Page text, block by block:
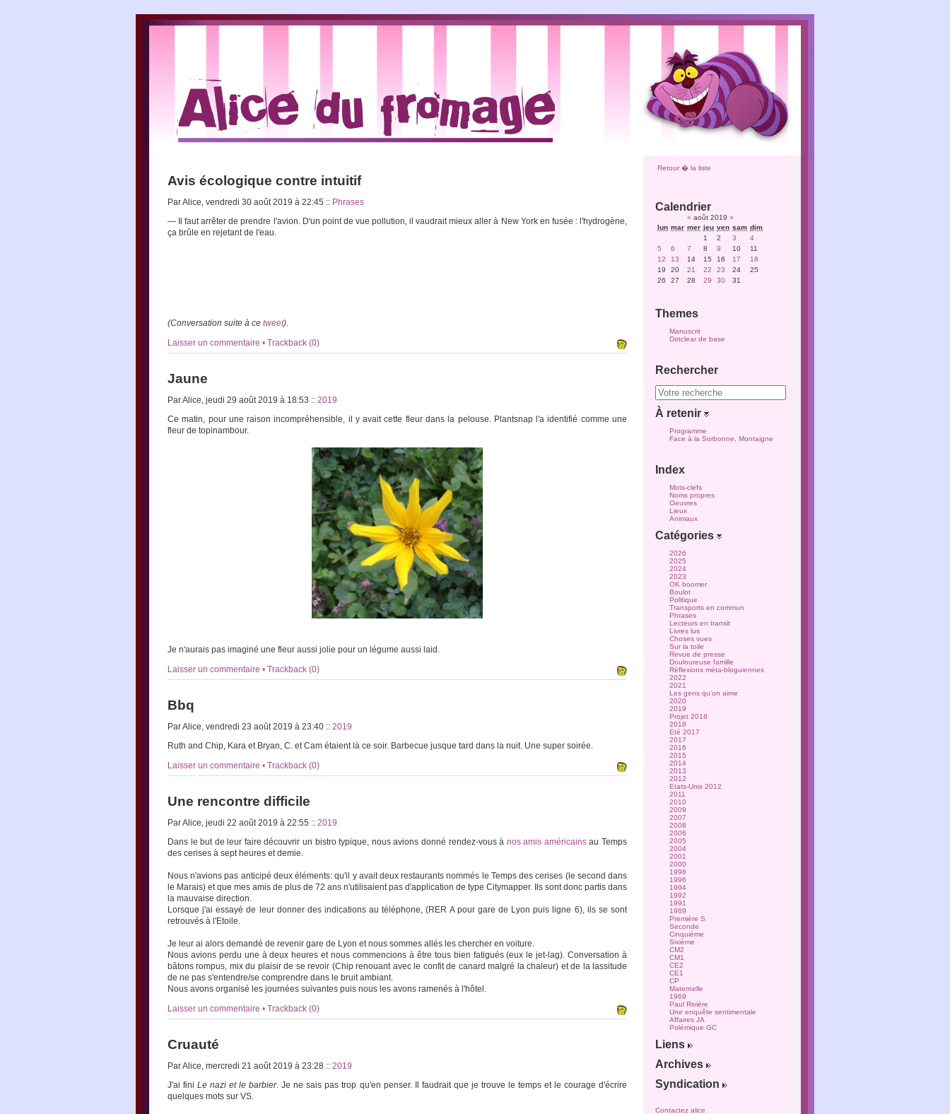
Avis écologique contre intuitif
Par Alice, vendredi 30 août 2019 à 22:45 :: Phrases
— Il faut arrêter de prendre l'avion. D'un point de vue pollution, il vaudrait mieux aller à New York en fusée : l'hydrogène,
ça brûle en rejetant de l'eau.
(Conversation suite à ce tweet).
Laisser un commentaire • Trackback (0)
Jaune
Par Alice, jeudi 29 août 2019 à 18:53 :: 2019
Ce matin, pour une raison incompréhensible, il y avait cette fleur dans la pelouse. Plantsnap l'a identifié comme une
fleur de topinambour.
Je n'aurais pas imaginé une fleur aussi jolie pour un légume aussi laid.
Laisser un commentaire • Trackback (0)
Bbq
Par Alice, vendredi 23 août 2019 à 23:40 :: 2019
Ruth and Chip, Kara et Bryan, C. et Cam étaient là ce soir. Barbecue jusque tard dans la nuit. Une super soirée.
Laisser un commentaire • Trackback (0)
Une rencontre difficile
Par Alice, jeudi 22 août 2019 à 22:55 :: 2019
Dans le but de leur faire découvrir un bistro typique, nous avions donné rendez-vous à nos amis américainsau Temps
des cerises à sept heures et demie.
Nous n'avions pas anticipé deux éléments: qu'il y avait deux restaurants nommés le Temps des cerises (le second dans
le Marais) et que mes amis de plus de 72 ans n'utilisaient pas d'application de type Citymapper. Ils sont donc partis dans
la mauvaise direction.
Lorsque j'ai essayé de leur donner des indications au téléphone, (RER A pour gare de Lyon puis ligne 6), ils se sont
retrouvés à l'Etoile.
Je leur ai alors demandé de revenir gare de Lyon et nous sommes allés les chercher en voiture.
Nous avions perdu une à deux heures et nous commencions à être tous bien fatigués (eux le jet-lag). Conversation à
bâtons rompus, mix du plaisir de se revoir (Chip renouant avec le confit de canard malgré la chaleur) et de la lassitude
de ne pas s'entendre/se comprendre dans le bruit ambiant.
Nous avons organisé les journées suivantes puis nous les avons ramenés à l'hôtel.
Laisser un commentaire • Trackback (0)
Cruauté
Par Alice, mercredi 21 août 2019 à 23:28 :: 2019
J'ai finiLe nazi et le barbier. Je ne sais pas trop qu'en penser. Il faudrait que je trouve le temps et le courage d'écrire
quelques mots sur VS.
Retour � la liste
Calendrier
« août 2019 »
lun mar mer jeu ven sam dim
1
2 3
4
5
6 7 8 9 10
11
12
13 14 15 16 17
18
19
20 21 22 23 24
25
26
27 28 29 30 31
Themes
Manuscrit
Dotclear de base
Rechercher
À retenir
Programme
Face à la Sorbonne, Montaigne
Index
Mots-clefs
Noms propres
Oeuvres
Lieux
Animaux
Catégories
2026
2025
2024
2023
OK boomer
Boulot
Politique
Transports en commun
Phrases
Lecteurs en transit
Livres lus
Choses vues
Sur la toile
Revue de presse
Douloureuse famille
Réflexions méta-bloguiennes
2022
2021
Les gens qu'on aime
2020
2019
Projet 2018
2018
Eté 2017
2017
2016
2015
2014
2013
2012
Etats-Unis 2012
2011
2010
2009
2007
2008
2006
2005
2004
2001
2000
1998
1996
1994
1992
1991
1989
Première S
Seconde
Cinquième
Sixième
CM2
CM1
CE2
CE1
CP
Maternelle
1969
Paul Rivière
Une enquête sentimentale
Affaires JA
Polémique GC
Liens
Archives
Syndication
Contactez alice